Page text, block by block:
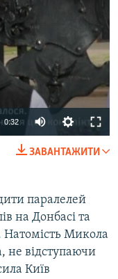
available
0:32
ЗАВАНТАЖИТИ
паралелей
на Донбасі та
Натомість Микола
не відступаючи
Київ